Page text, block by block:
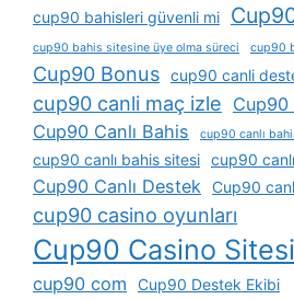
cup90 bahisleri güvenli mi
cup90 bahis sitesine üye olma süreci cup90
Cup90 Bonus cup90 canli
cup90 canli maç izle Cup90
Cup90 Canlı Bahis
cup90 canlı
cup90 canlı bahis sitesi cup90
Cup90 Canlı Destek Cup90
cup90 casino oyunları
Cup90 Casino Sitesi
cup90 com Cup90 Destek Ekibi